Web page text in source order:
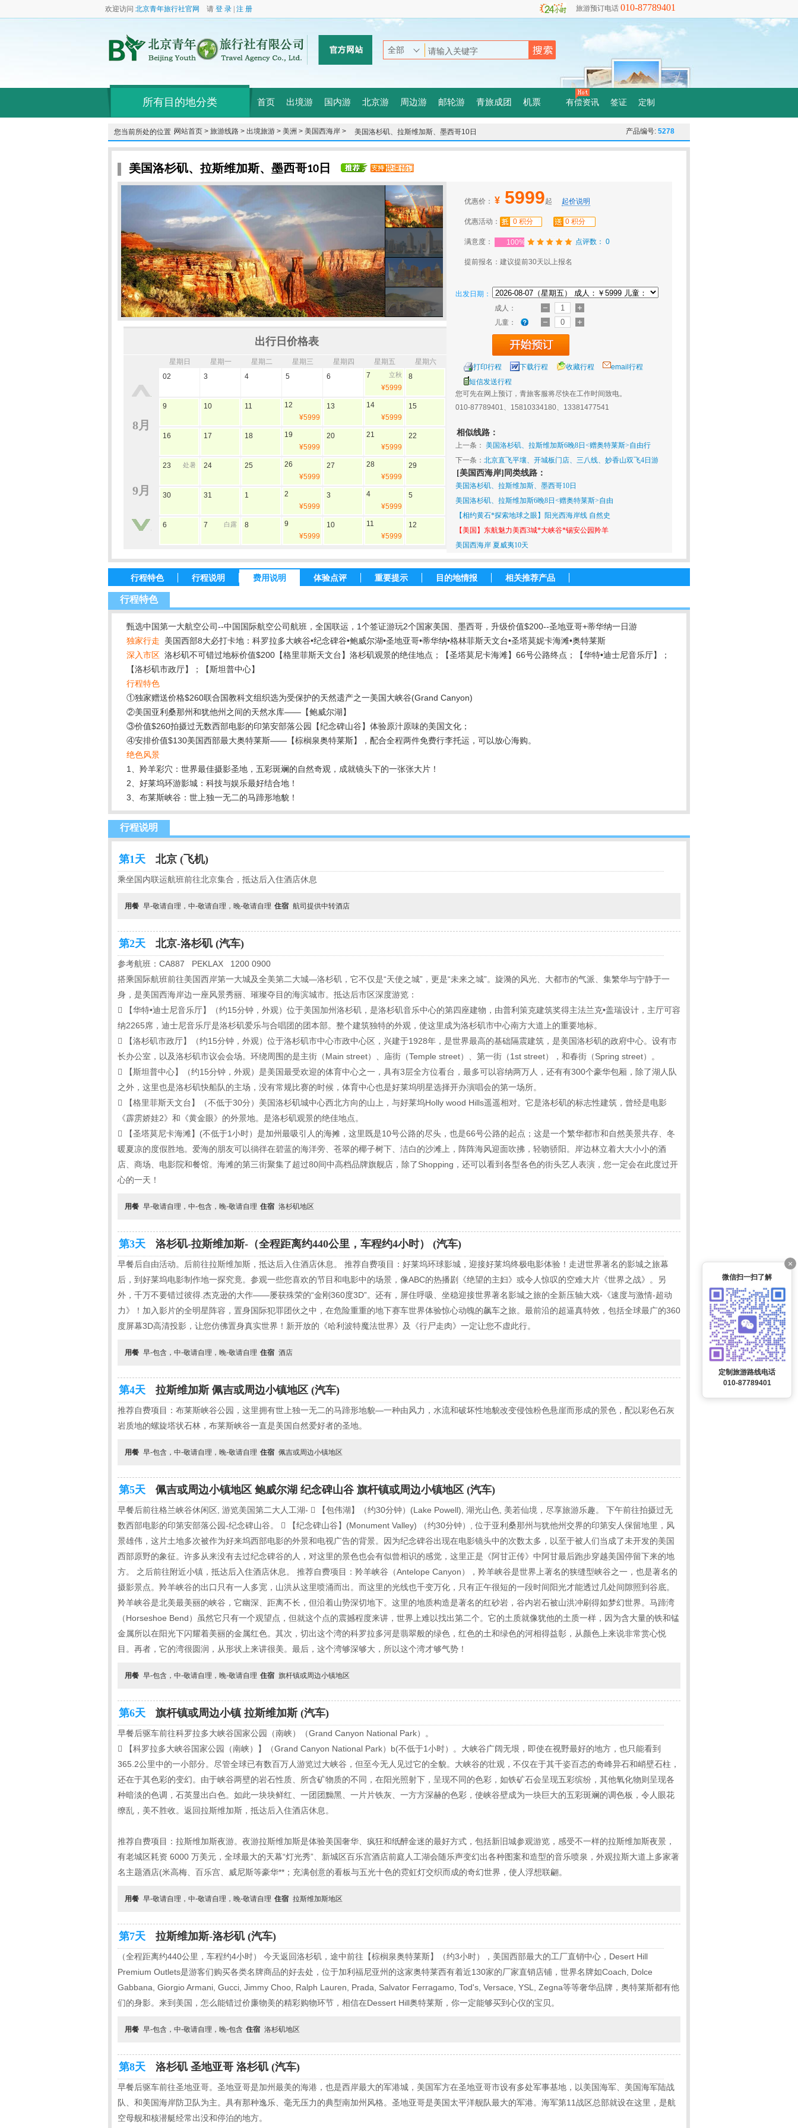
欢迎访问 北京青年旅行社官网 请 登 录 注 册 旅游预订电话 010-87789401
所有目的地分类 首页 出境游 国内游 北京游 周边游 邮轮游 青旅成团 机票 有偿资讯 签证 定制
您当前所处的位置：网站首页 > 旅游线路 > 出境旅游 > 美洲 > 美国西海岸 > 美国洛杉矶、拉斯维加斯、墨西哥10日 产品编号: 5278
美国洛杉矶、拉斯维加斯、墨西哥10日
出行日价格表
8月
9月
星期日 星期一 星期二 星期三 星期四 星期五
星期六
02
3 4 5 6 7 立秋
¥5999
8
9 10 11
12
¥5999
13
14
¥5999
15
16 17 18
19
¥5999
20
21
¥5999
22
23 处暑 24 25
26
¥5999
27
28
¥5999
29
30 31 1
2
¥5999
3
4
¥5999
5
6 7 白露 8
9
¥5999
10
11
¥5999
12
优惠价： ¥ 5999起 起价说明
优惠活动： 0 积分 0 积分
满意度： 100% 点评数： 0
提前报名：建议提前30天以上报名
出发日期：
成人：
儿童：
打印行程 下载行程 收藏行程
email行程
短信发送行程
您可先在网上预订，青旅客服将尽快在工作时间致电。
010-87789401、15810334180、13381477541
相似线路：
上一条： 美国洛杉矶、拉斯维加斯6晚8日<赠奥特莱斯>自由行
下一条： 北京直飞平壤、开城板门店、三八线、妙香山双飞4日游
[美国西海岸]同类线路：
美国洛杉矶、拉斯维加斯、墨西哥10日
美国洛杉矶、拉斯维加斯6晚8日<赠奥特莱斯>自由
【相约黄石*探索地球之眼】阳光西海岸线 自然史
【美国】东航魅力美西3城*大峡谷*锡安公园羚羊
美国西海岸 夏威夷10天
行程特色 行程说明 费用说明 体验点评 重要提示 目的地情报 相关推荐产品
行程特色
甄选中国第一大航空公司--中国国际航空公司航班，全国联运，1个签证游玩2个国家美国、墨西哥，升级价值$200--圣地亚哥+蒂华纳一日游
独家行走 美国西部8大必打卡地：科罗拉多大峡谷•纪念碑谷•鲍威尔湖•圣地亚哥•蒂华纳•格林菲斯天文台•圣塔莫妮卡海滩•奥特莱斯
深入市区 洛杉矶不可错过地标价值$200【格里菲斯天文台】洛杉矶观景的绝佳地点；【圣塔莫尼卡海滩】66号公路终点；【华特•迪士尼音乐厅】；
【洛杉矶市政厅】；【斯坦普中心】
行程特色
①独家赠送价格$260联合国教科文组织选为受保护的天然遗产之一美国大峡谷(Grand Canyon)
②美国亚利桑那州和犹他州之间的天然水库——【鲍威尔湖】
③价值$260拍摄过无数西部电影的印第安部落公园【纪念碑山谷】体验原汁原味的美国文化；
④安排价值$130美国西部最大奥特莱斯——【棕榈泉奥特莱斯】，配合全程两件免费行李托运，可以放心海购。
绝色风景
1、羚羊彩穴：世界最佳摄影圣地，五彩斑斓的自然奇观，成就镜头下的一张张大片！
2、好莱坞环游影城：科技与娱乐最好结合地！
3、布莱斯峡谷：世上独一无二的马蹄形地貌！
行程说明
第1天 北京 (飞机)
乘坐国内联运航班前往北京集合，抵达后入住酒店休息
用餐 早-敬请自理，中-敬请自理，晚-敬请自理 住宿 航司提供中转酒店
第2天 北京-洛杉矶 (汽车)
参考航班：CA887 PEKLAX 1200 0900
搭乘国际航班前往美国西岸第一大城及全美第二大城—洛杉矶，它不仅是“天使之城”，更是“未来之城”。旋漪的风光、大都市的气派、集繁华与宁静于一
身，是美国西海岸边一座风景秀丽、璀璨夺目的海滨城市。抵达后市区深度游览：

【华特•迪士尼音乐厅】（约15分钟，外观）位于美国加州洛杉矶，是洛杉矶音乐中心的第四座建物，由普利策克建筑奖得主法兰克•盖瑞设计，主厅可容
纳2265席，迪士尼音乐厅是洛杉矶爱乐与合唱团的团本部。整个建筑独特的外观，使这里成为洛杉矶市中心南方大道上的重要地标。

【洛杉矶市政厅】（约15分钟，外观）位于洛杉矶市中心市政中心区，兴建于1928年，是世界最高的基础隔震建筑，是美国洛杉矶的政府中心。设有市
长办公室，以及洛杉矶市议会会场。环绕周围的是主街（Main street）、庙街（Temple street）、第一街（1st street），和春街（Spring street）。

【斯坦普中心】（约15分钟，外观）是美国最受欢迎的体育中心之一，具有3层全方位看台，最多可以容纳两万人，还有有300个豪华包厢，除了湖人队
之外，这里也是洛杉矶快船队的主场，没有常规比赛的时候，体育中心也是好莱坞明星选择开办演唱会的第一场所。

【格里菲斯天文台】（不低于30分）美国洛杉矶城中心西北方向的山上，与好莱坞Holly wood Hills遥遥相对。它是洛杉矶的标志性建筑，曾经是电影
《霹雳娇娃2》和《黄金眼》的外景地。是洛杉矶观景的绝佳地点。

【圣塔莫尼卡海滩】(不低于1小时）是加州最吸引人的海摊，这里既是10号公路的尽头，也是66号公路的起点；这是一个繁华都市和自然美景共存、冬
暖夏凉的度假胜地。爱海的朋友可以徜徉在碧蓝的海洋旁、苍翠的椰子树下、洁白的沙滩上，阵阵海风迎面吹拂，轻吻骄阳。岸边林立着大大小小的酒
店、商场、电影院和餐馆。海滩的第三街聚集了超过80间中高档品牌旗舰店，除了Shopping，还可以看到各型各色的街头艺人表演，您一定会在此度过开
心的一天！
用餐 早-敬请自理，中-包含，晚-敬请自理 住宿 洛杉矶地区
第3天 洛杉矶-拉斯维加斯-（全程距离约440公里，车程约4小时） (汽车)
早餐后自由活动。后前往拉斯维加斯，抵达后入住酒店休息。 推荐自费项目：好莱坞环球影城，迎接好莱坞终极电影体验！走进世界著名的影城之旅幕
后，到好莱坞电影制作地一探究竟。参观一些您喜欢的节目和电影中的场景，像ABC的热播剧《绝望的主妇》或令人惊叹的空难大片《世界之战》。另
外，千万不要错过彼得.杰克逊的大作——屡获殊荣的“金刚360度3D”。还有，屏住呼吸、坐稳迎接世界著名影城之旅的全新压轴大戏-《速度与激情-超动
力》！加入影片的全明星阵容，置身国际犯罪团伙之中，在危险重重的地下赛车世界体验惊心动魄的飙车之旅。最前沿的超逼真特效，包括全球最广的360
度屏幕3D高清投影，让您仿佛置身真实世界！新开放的《哈利波特魔法世界》及《行尸走肉》一定让您不虚此行。
用餐 早-包含，中-敬请自理，晚-敬请自理 住宿 酒店
第4天 拉斯维加斯 佩吉或周边小镇地区 (汽车)
推荐自费项目：布莱斯峡谷公园，这里拥有世上独一无二的马蹄形地貌—一种由风力，水流和破坏性地貌改变侵蚀粉色悬崖而形成的景色，配以彩色石灰
岩质地的螺旋塔状石林，布莱斯峡谷一直是美国自然爱好者的圣地。
用餐 早-包含，中-敬请自理，晚-敬请自理 住宿 佩吉或周边小镇地区
第5天 佩吉或周边小镇地区 鲍威尔湖 纪念碑山谷 旗杆镇或周边小镇地区 (汽车)
早餐后前往格兰峡谷休闲区, 游览美国第二大人工湖-  【包伟湖】（约30分钟）(Lake Powell), 湖光山色, 美若仙境，尽享旅游乐趣。 下午前往拍摄过无
数西部电影的印第安部落公园-纪念碑山谷。  【纪念碑山谷】(Monument Valley) （约30分钟）, 位于亚利桑那州与犹他州交界的印第安人保留地里，风
景雄伟，这片土地多次被作为好来坞西部电影的外景和电视广告的背景。因为纪念碑谷出现在电影镜头中的次数太多，以至于被人们当成了未开发的美国
西部原野的象征。许多从来没有去过纪念碑谷的人，对这里的景色也会有似曾相识的感觉，这里正是《阿甘正传》中阿甘最后跑步穿越美国停留下来的地
方。 之后前往附近小镇，抵达后入住酒店休息。 推荐自费项目：羚羊峡谷（Antelope Canyon），羚羊峡谷是世界上著名的狭缝型峡谷之一，也是著名的
摄影景点。羚羊峡谷的出口只有一人多宽，山洪从这里喷涌而出。而这里的光线也千变万化，只有正午很短的一段时间阳光才能透过几处间隙照到谷底。
羚羊峡谷是北美最美丽的峡谷，它幽深、距离不长，但沿着山势深切地下。这里的地质构造是著名的红砂岩，谷内岩石被山洪冲刷得如梦幻世界。马蹄湾
（Horseshoe Bend）虽然它只有一个观望点，但就这个点的震撼程度来讲，世界上难以找出第二个。它的土质就像犹他的土质一样，因为含大量的铁和锰
金属所以在阳光下闪耀着美丽的金属红色。其次，切出这个湾的科罗拉多河是翡翠般的绿色，红色的土和绿色的河相得益彰，从颜色上来说非常赏心悦
目。再者，它的湾很圆润，从形状上来讲很美。最后，这个湾够深够大，所以这个湾才够气势！
用餐 早-包含，中-敬请自理，晚-敬请自理 住宿 旗杆镇或周边小镇地区
第6天 旗杆镇或周边小镇 拉斯维加斯 (汽车)
早餐后驱车前往科罗拉多大峡谷国家公园（南峡）（Grand Canyon National Park）。

【科罗拉多大峡谷国家公园（南峡）】（Grand Canyon National Park）b(不低于1小时）。大峡谷广阔无垠，即使在视野最好的地方，也只能看到
365.2公里中的一小部分。尽管全球已有数百万人游览过大峡谷，但至今无人见过它的全貌。大峡谷的壮观，不仅在于其千姿百态的奇峰异石和峭壁石柱，
还在于其色彩的变幻。由于峡谷两壁的岩石性质、所含矿物质的不同，在阳光照射下，呈现不同的色彩，如铁矿石会呈现五彩缤纷，其他氧化物则呈现各
种暗淡的色调，石英显出白色。如此一块块鲜红、一团团黝黑、一片片铁灰、一方方深赫的色彩，使峡谷壁成为一块巨大的五彩斑斓的调色板，令人眼花
缭乱，美不胜收。返回拉斯维加斯，抵达后入住酒店休息。
推荐自费项目：拉斯维加斯夜游。夜游拉斯维加斯是体验美国奢华、疯狂和纸醉金迷的最好方式，包括新旧城参观游览，感受不一样的拉斯维加斯夜景，
有老城区耗资 6000 万美元，全球最大的天幕“灯光秀”、新城区百乐宫酒店前庭人工湖会随乐声变幻出各种图案和造型的音乐喷泉，外观拉斯大道上多家著
名主题酒店(米高梅、百乐宫、威尼斯等豪华**；充满创意的看板与五光十色的霓虹灯交织而成的奇幻世界，使人浮想联翩。
用餐 早-敬请自理，中-敬请自理，晚-敬请自理 住宿 拉斯维加斯地区
第7天 拉斯维加斯-洛杉矶 (汽车)
（全程距离约440公里，车程约4小时） 今天返回洛杉矶，途中前往【棕榈泉奥特莱斯】（约3小时），美国西部最大的工厂直销中心，Desert Hill
Premium Outlets是游客们购买各类名牌商品的好去处，位于加利福尼亚州的这家奥特莱西有着近130家的厂家直销店铺，世界名牌如Coach, Dolce
Gabbana, Giorgio Armani, Gucci, Jimmy Choo, Ralph Lauren, Prada, Salvator Ferragamo, Tod's, Versace, YSL, Zegna等等奢华品牌，奥特莱斯都有他
们的身影。来到美国，怎么能错过价廉物美的精彩购物环节，相信在Dessert Hill奥特莱斯，你一定能够买到心仪的宝贝。
用餐 早-包含，中-敬请自理，晚-包含 住宿 洛杉矶地区
第8天 洛杉矶 圣地亚哥 洛杉矶 (汽车)
早餐后驱车前往圣地亚哥。圣地亚哥是加州最美的海港，也是西岸最大的军港城，美国军方在圣地亚哥市设有多处军事基地，以美国海军、美国海军陆战
队、和美国海岸防卫队为主。具有那种逸乐、毫无压力的典型南加州风格。圣地亚哥是美国太平洋舰队最大的军港。海军第11战区总部就设在这里，是航
空母舰和核潜艇经常出没和停泊的地方。
×
微信扫一扫了解
定制旅游路线电话
010-87789401